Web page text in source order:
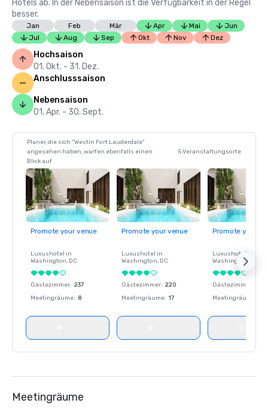
Hotels ab. In der Nebensaison ist die Verfügbarkeit in der Regel
besser.
Jan Feb Mär Apr Mai
Jun
Jul
Aug Sep Okt Nov Dez
Hochsaison
01. Okt. - 31. Dez.
Anschlusssaison
Nebensaison
01. Apr. - 30. Sept.
Planer, die sich "Westin Fort Lauderdale"
angesehen haben, warfen ebenfalls einen
Blick auf
5 Veranstaltungsorte
Promote your venue
Luxushotel in
Washington, DC
Gästezimmer: 237
Meetingräume: 8
Promote your venue
Luxushotel in
Washington, DC
Gästezimmer: 220
Meetingräume: 17
Promote your
Luxushotel in
Washington
Gästezimmer
Meetingräume
Meetingräume